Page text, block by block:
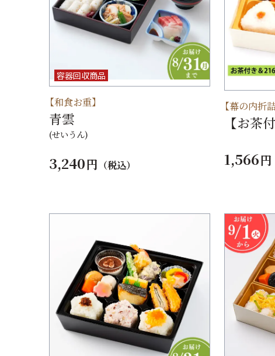
容器回収商品
【和食お重】
青雲
(せいうん)
3,240円 （税込）
【幕の内折詰
【お茶
1,566円